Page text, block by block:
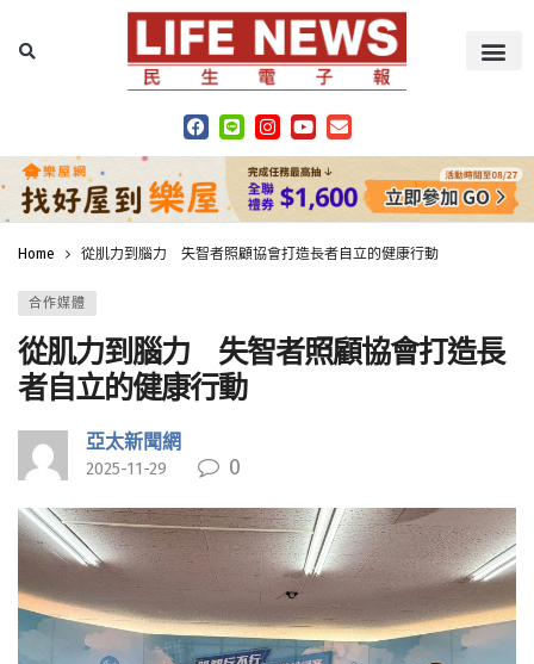
Home 從肌力到腦力 失智者照顧協會打造長者自立的健康行動
合作媒體
從肌力到腦力 失智者照顧協會打造長
者自立的健康行動
亞太新聞網
2025-11-29 0